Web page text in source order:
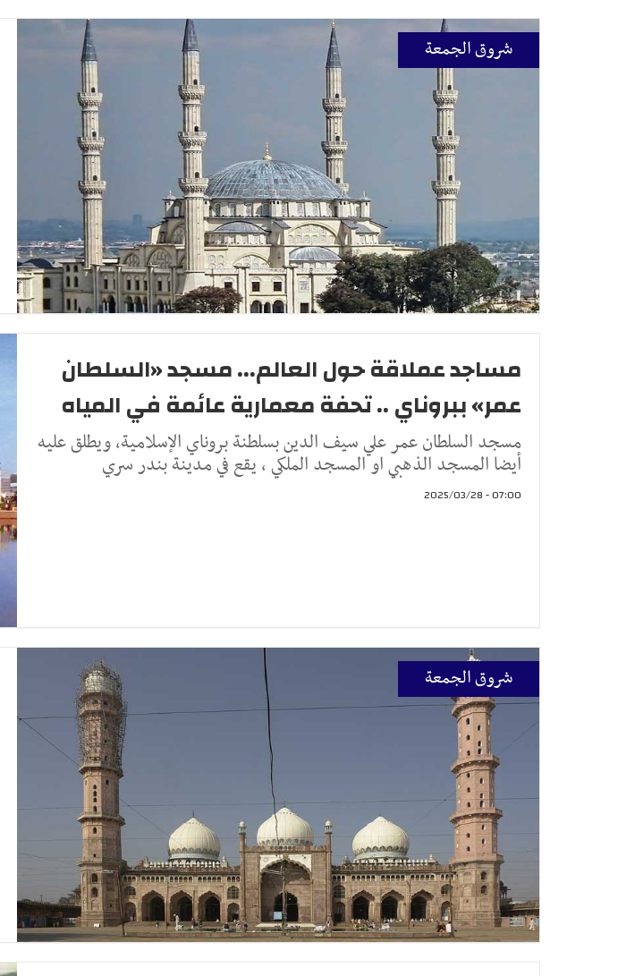
شروق الجمعة
مساجد عملاقة حول العالم... مسجد «السلطان
عمر» ببروناي .. تحفة معمارية عائمة في المياه
مسجد السلطان عمر علي سيف الدين بسلطنة بروناي الإسلامية، ويطلق عليه
أيضا المسجد الذهبي او المسجد الملكي ، يقع في مدينة بندر سري
07:00 - 2025/03/28
شروق الجمعة